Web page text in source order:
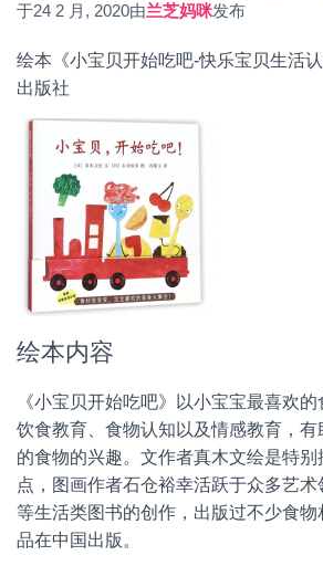
于24 2 月, 2020由兰芝妈咪发布
绘本《小宝贝开始吃吧-快乐宝贝生活
出版社
绘本内容
《小宝贝开始吃吧》以小宝宝最喜欢
饮食教育、食物认知以及情感教育，有
的食物的兴趣。文作者真木文绘是特
点，图画作者石仓裕幸活跃于众多艺
等生活类图书的创作，出版过不少食
品在中国出版。